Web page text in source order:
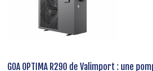
GOA OPTIMA R290 de Valimport : une